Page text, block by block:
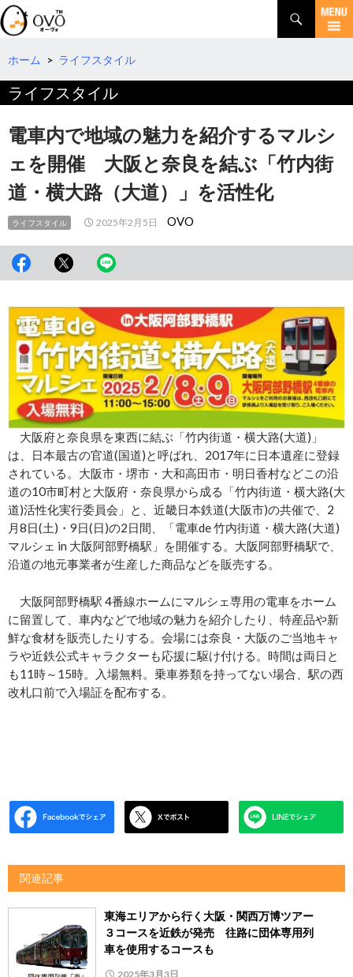
検
索
コ
テ
ツ
へ
移
ホーム > ライフスタイル
ライフスタイル
電車内で地域の魅力を紹介するマルシ
ェを開催 大阪と奈良を結ぶ「竹内街
道・横大路（大道）」を活性化
ライフスタイル 2025年2月5日 OVO
大阪府と奈良県を東西に結ぶ「竹内街道・横大路(大道)」
は、日本最古の官道(国道)と呼ばれ、2017年に日本遺産に登録
されている。大阪市・堺市・大和高田市・明日香村などこの沿
道の10市町村と大阪府・奈良県から成る「竹内街道・横大路(大
道)活性化実行委員会」と、近畿日本鉄道(大阪市)の共催で、2
月8日(土)・9日(日)の2日間、「電車de 竹内街道・横大路(大道)
マルシェ in 大阪阿部野橋駅」を開催する。大阪阿部野橋駅で、
沿道の地元事業者が生産した商品などを販売する。
大阪阿部野橋駅 4番線ホームにマルシェ専用の電車をホーム
に留置して、車内などで地域の魅力を紹介したり、特産品や新
鮮な食材を販売したりする。会場には奈良・大阪のご当地キャ
ラや近鉄公式キャラクターも応援に駆け付ける。時間は両日と
も11時～15時。入場無料。乗車券類を持ってない場合、駅の西
改札口前で入場証を配布する。
関連記事
東海エリアから行く大阪・関西万博ツアー
３コースを近鉄が発売 往路に団体専用列
車を使用するコースも
2025年3月3日